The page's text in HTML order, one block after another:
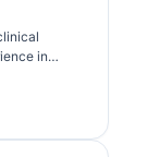
in
She
and
and